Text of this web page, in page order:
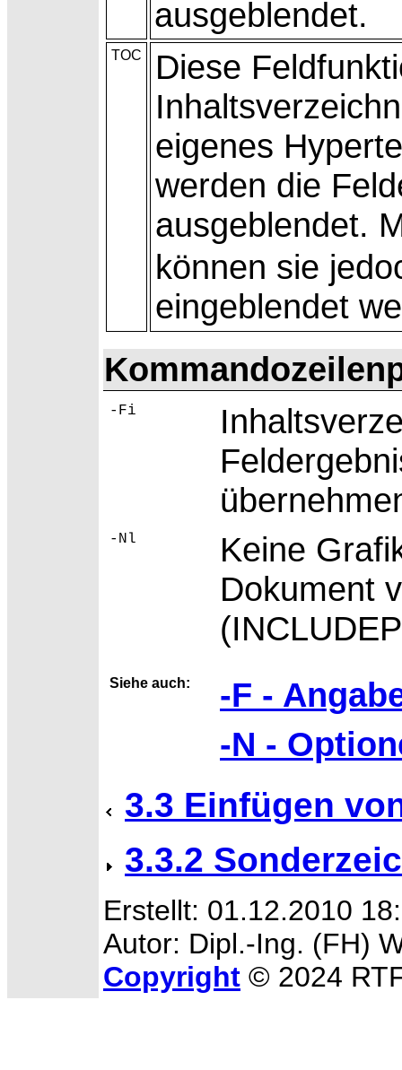
ausgeblendet.
TOC
Diese
eigenes
werden die
ausgeblendet.
können sie
eingeblendet
-Fi
-Nl Keine
Dokument
Siehe auch:
-F -
-N -
3.3 Einfügen
3.3.2
Erstellt: 01.12.2010
Autor: Dipl.-Ing. (FH)
Copyright © 2024